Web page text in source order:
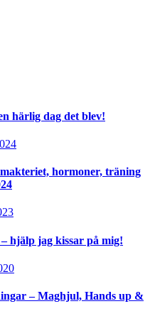
härlig dag det blev!
hormoner, träning
hjälp jag kissar på mig!
– Maghjul, Hands up &